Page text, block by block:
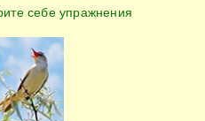
себе упражнения